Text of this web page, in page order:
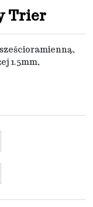
Trier
1.5mm,